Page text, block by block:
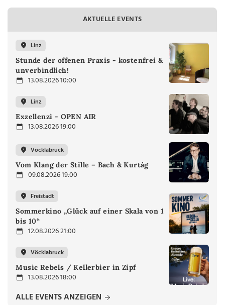
AKTUELLE EVENTS
Linz
Stunde der offenen Praxis - kostenfrei &
unverbindlich!
13.08.2026 10:00
Linz
Exzellenzi - OPEN AIR
13.08.2026 19:00
Vöcklabruck
Vom Klang der Stille – Bach & Kurtág
09.08.2026 19:00
Freistadt
Sommerkino „Glück auf einer Skala von 1
bis 10“
12.08.2026 21:00
Vöcklabruck
Music Rebels / Kellerbier in Zipf
13.08.2026 18:00
ALLE EVENTS ANZEIGEN